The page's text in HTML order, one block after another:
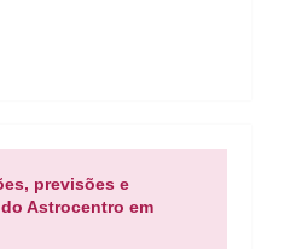
previsões e
Astrocentro em